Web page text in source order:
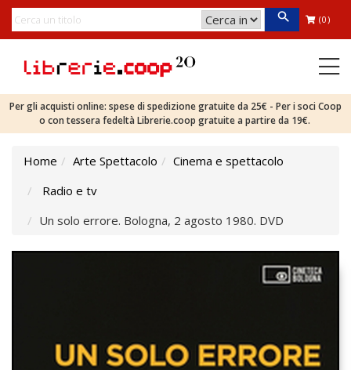
(0)
Per gli acquisti online: spese di spedizione gratuite da 25€ - Per i soci Coop
o con tessera fedeltà Librerie.coop gratuite a partire da 19€.
Home Arte Spettacolo
Cinema e spettacolo
Radio e tv
Un solo errore. Bologna, 2 agosto 1980. DVD